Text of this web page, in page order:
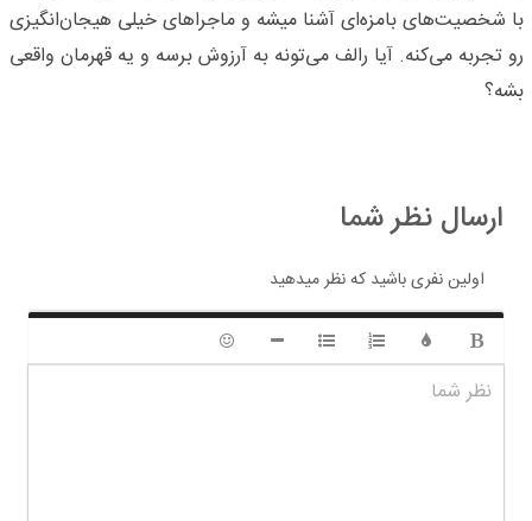
با شخصیت‌های بامزه‌ای آشنا میشه و ماجراهای خیلی هیجان‌انگیزی
رو تجربه می‌کنه. آیا رالف می‌تونه به آرزوش برسه و یه قهرمان واقعی
بشه؟
ارسال نظر شما
اولین نفری باشید که نظر میدهید
ضخیم رنگ لیست شماره ای
لیست دایره ایقرار دادن افقی خط
شکلک ها
نظر شما